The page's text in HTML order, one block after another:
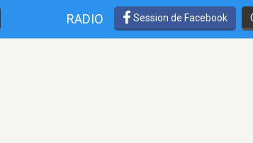
RADIO Session de Facebook